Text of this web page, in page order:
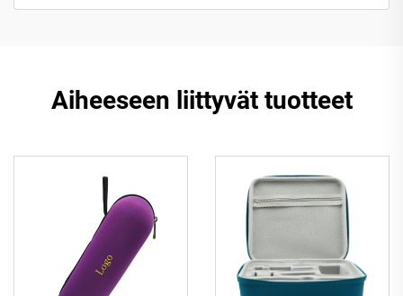
Aiheeseen liittyvät tuotteet